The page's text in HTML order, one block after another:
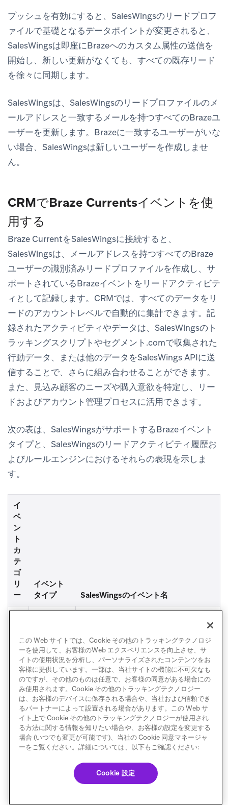
プッシュを有効にすると、SalesWingsのリードプロフ
ァイルで基礎となるデータポイントが変更されると、
SalesWingsは即座にBrazeへのカスタム属性の送信を
開始し、新しい更新がなくても、すべての既存リード
を徐々に同期します。
SalesWingsは、SalesWingsのリードプロファイルのメ
ールアドレスと一致するメールを持つすべてのBrazeユ
ーザーを更新します。Brazeに一致するユーザーがいな
い場合、SalesWingsは新しいユーザーを作成しませ
ん。
CRMでBraze Currentsイベントを使
用する
Braze CurrentをSalesWingsに接続すると、
SalesWingsは、メールアドレスを持つすべてのBraze
ユーザーの識別済みリードプロファイルを作成し、サ
ポートされているBrazeイベントをリードアクティビテ
ィとして記録します。CRMでは、すべてのデータをリ
ードのアカウントレベルで自動的に集計できます。記
録されたアクティビティやデータは、SalesWingsのト
ラッキングスクリプトやセグメント.comで収集された
行動データ、または他のデータをSalesWings APIに送
信することで、さらに組み合わせることができます。
また、見込み顧客のニーズや購入意欲を特定し、リー
ドおよびアカウント管理プロセスに活用できます。
次の表は、SalesWingsがサポートするBrazeイベント
タイプと、SalesWingsのリードアクティビティ履歴お
よびルールエンジンにおけるそれらの表現を示しま
す。
イ
ベ
ン
ト
カ
テ
ゴ
リ
ー
イベント
タイプ
SalesWingsのイベント名
ン
バ
ス
イ
ベ
ン
ト
eam onto the journey $canvas_nam
e
顧
客
カスタム
イベント
[Custom Event tracked] $name
この Web サイトでは、Cookie その他のトラッキングテクノロジ
ーを使用して、お客様のWeb エクスペリエンスを向上させ、サ
イトの使用状況を分析し、パーソナライズされたコンテンツをお
客様に提供しています。一部は、当社サイトの機能に不可欠なも
のですが、その他のものは任意で、お客様の同意がある場合にの
み使用されます。Cookie その他のトラッキングテクノロジー
は、お客様のデバイスに保存される場合や、当社および信頼でき
るパートナーによって設置される場合があります。この Web サ
イト上で Cookie その他のトラッキングテクノロジーが使用され
る方法に関する情報を知りたい場合や、お客様の設定を変更する
場合 (いつでも変更が可能です)、当社の Cookie 同意マネージャ
ーをご覧ください。詳細については、以下もご確認ください:
Cookie 設定